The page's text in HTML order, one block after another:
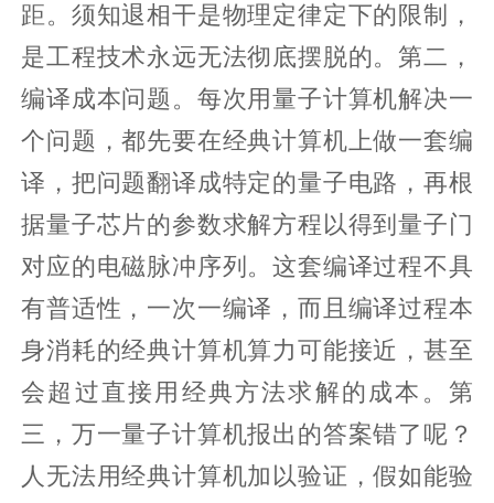
距。须知退相干是物理定律定下的限制，
是工程技术永远无法彻底摆脱的。第二，
编译成本问题。每次用量子计算机解决一
个问题，都先要在经典计算机上做一套编
译，把问题翻译成特定的量子电路，再根
据量子芯片的参数求解方程以得到量子门
对应的电磁脉冲序列。这套编译过程不具
有普适性，一次一编译，而且编译过程本
身消耗的经典计算机算力可能接近，甚至
会超过直接用经典方法求解的成本。第
三，万一量子计算机报出的答案错了呢？
人无法用经典计算机加以验证，假如能验